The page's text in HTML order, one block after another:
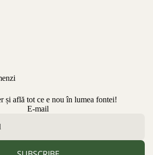
și află tot ce e nou în lumea fontei!
E-mail